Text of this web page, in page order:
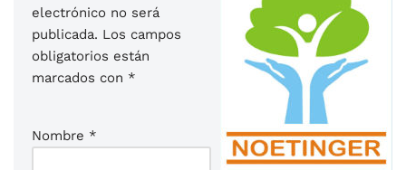
electrónico no será
publicada. Los campos
obligatorios están
marcados con *
Nombre *